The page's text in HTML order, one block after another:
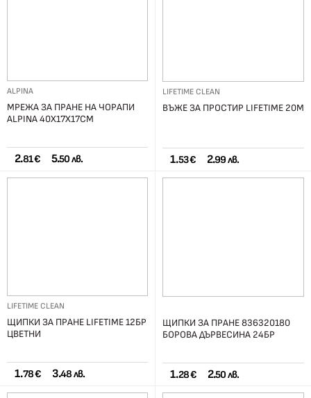
ALPINA
МРЕЖА ЗА ПРАНЕ НА ЧОРАПИ
ALPINA 40X17X17СМ
2.81 € 5.50 лв.
LIFETIME CLEAN
ВЪЖЕ ЗА ПРОСТИР LIFETIME 20М
1.53 € 2.99 лв.
LIFETIME CLEAN
ЩИПКИ ЗА ПРАНЕ LIFETIME 12БР
ЦВЕТНИ
1.78 € 3.48 лв.
ЩИПКИ ЗА ПРАНЕ 836320180
БОРОВА ДЪРВЕСИНА 24БР
1.28 € 2.50 лв.